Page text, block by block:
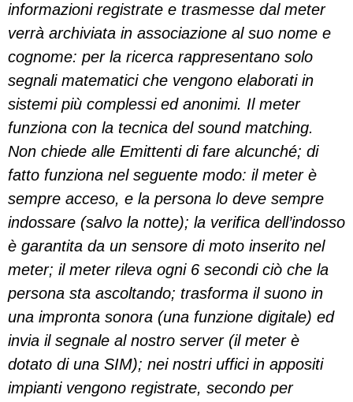
informazioni registrate e trasmesse dal meter
verrà archiviata in associazione al suo nome e
cognome: per la ricerca rappresentano solo
segnali matematici che vengono elaborati in
sistemi più complessi ed anonimi. Il meter
funziona con la tecnica del sound matching.
Non chiede alle Emittenti di fare alcunché; di
fatto funziona nel seguente modo: il meter è
sempre acceso, e la persona lo deve sempre
indossare (salvo la notte); la verifica dell’indosso
è garantita da un sensore di moto inserito nel
meter; il meter rileva ogni 6 secondi ciò che la
persona sta ascoltando; trasforma il suono in
una impronta sonora (una funzione digitale) ed
invia il segnale al nostro server (il meter è
dotato di una SIM); nei nostri uffici in appositi
impianti vengono registrate, secondo per